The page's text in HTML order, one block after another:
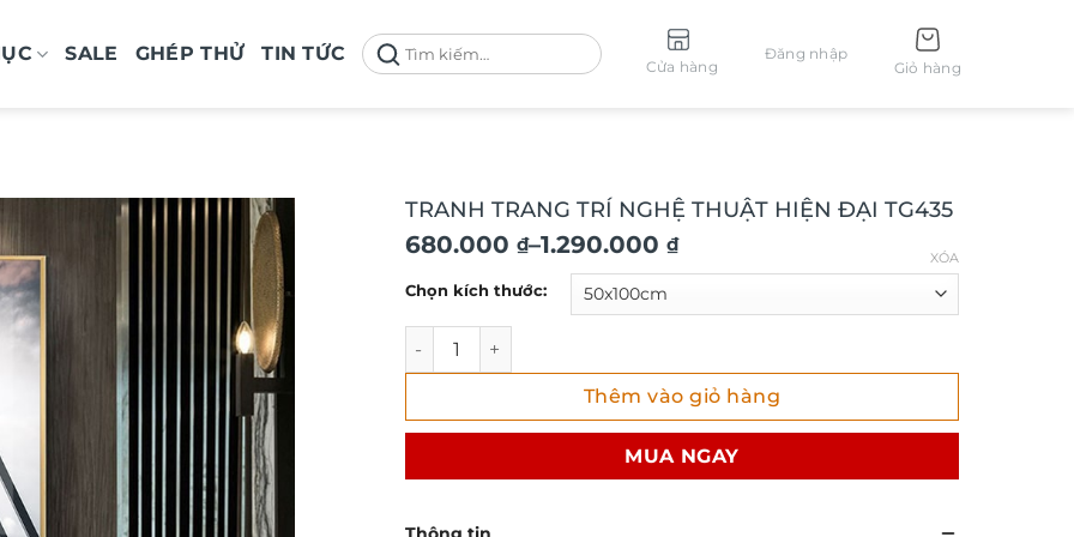
SALE GHÉP THỬ TIN TỨC
Tìm
kiếm:
Cửa hàng
Đăng nhập
Giỏ hàng
TRANH TRANG TRÍ NGHỆ THUẬT HIỆN ĐẠI TG435
680.000 ₫–1.290.000 ₫
Khoảng
giá:
680.000 ₫
1.290.000 ₫
Chọn kích thước:
XÓA
TRANH TRANG TRÍ NGHỆ THUẬT HIỆN ĐẠI TG435 số lượng
Thêm vào giỏ hàng
MUA NGAY